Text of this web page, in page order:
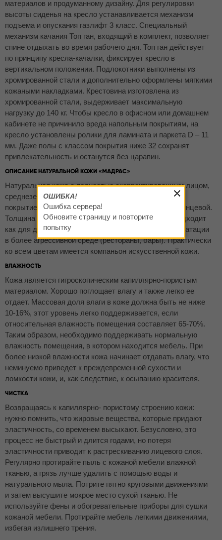
материалов и продуманному дизайну. Для регулировки
высоты сиденья на кресло устанавливается механизм
подъема и опускания газлифт 3 класс. Специальный
механизм качания Топ ган, входящий в комплект, позволяет
спине отдыхать во время рабочего дня. Топ ган действует
по принципу кресла-качалки, фиксирует кресло в
вертикальном положении. Подлокотники выполнены из
хромированной стали и дополнительно оформлены мягкими
кожаными накладками. Крестовина изготовлена из
хромированной стали, выдерживает максимальную
нагрузку до 140 кг. Чтобы кресло в офисном или домашнем
кабинете не причинило вреда напольным покрытиям, на
кресло установлены ролики для ламината и паркета D – 11
мм. Даже полы с классом покрытия ниже 32 сохранят
привлекательность и останутся без царапин.
ОПИСАНИЕ НАТУРАЛЬНОЙ КОЖИ «МАДРАС»
Натуральная кожа с полностью скорректированным лицом,
среднезернистым тиснением, пигментированным
покрытием, может быть однотонной матовой или глянцевой.
Толщина в стандартной точке 0,9-1,1мм. Хорошо подходит
как для домашнего использования, так и для эксплуатации
в более агрессивной среде (рестораны, бары). Практически
ко всем цветам имеется компаньон искусственной кожи.
ВЛАЖНОСТЬ
Кожа является гигроскопическим капиллярно-пористым
материалом. Хорошо поглощает влагу и также легко ее
отдает. Массовая доля влаги в коже должна быть не ниже
10-16%, этот уровень легко поддерживается, если
относительная влажность помещения составляет 65-70%.
Таким образом, необходимо поддерживать нормальную
влажность помещения, в котором находится мебель. При
более низкой влажности кожа начинает отдавать влагу, что
неминуемо приведет к преждевременной сухости и
ломкости кожи, и, как следствие, к осыпанию красителя.
ЧИСТКА
Возвращаясь к капиллярно- пористому строению кожи:
нужно помнить, что жировые вещества, которые придают
эластичность, со временем высыхают. Безусловно, это
процесс не быстрый и длится годами, но потеря
эластичности приводит к растрескиванию лицевого слоя.
Регулярно протирайте пыль с кожаной мебели влажной
тканью, а грязь лучше удалить с помощью воды и
натурального мыла. Потрите пятно круговыми движениями
и затем высушите мокрое место сухой тканью. Не
используйте фены и обогревательные приборы для сушки
кожаной мебели. Протирайте мебель легкими движениями,
избегая излишнего трения.
ОШИБКА!
Ошибка сервера!
Обновите страницу и повторите
попытку